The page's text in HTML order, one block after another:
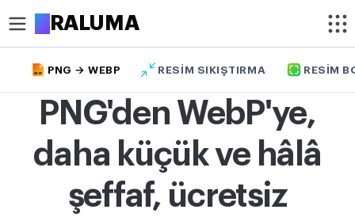
ARALUMA
Resim kırpma
Resmi daire şeklinde kırp
Resim sıkıştırma
WEBP PNG → WEBP RESIM SIKIŞTIRMA RESIM
PNG'den WebP'ye,
daha küçük ve hâlâ
şeffaf, ücretsiz